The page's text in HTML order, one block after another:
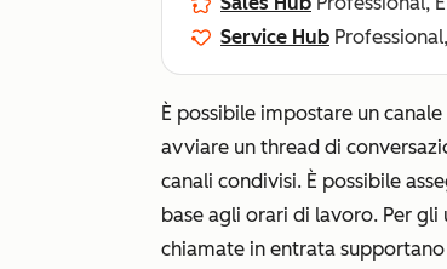
Service Hub
È possibile impostare un
avviare un thread di
canali condivisi. È possibile
base agli orari di lavoro. Per gli
chiamate in entrata